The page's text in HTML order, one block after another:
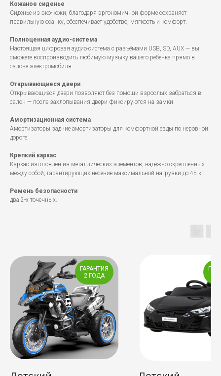
Кожаное сиденье
Сиденье из эко-кожи, благодаря эргономичной форме сохраняет
правильную осанку, обеспечивает удобство, мягкость и комфорт.
Полноценная аудио-система
Настоящая цифровая аудио-система с разъёмами USB, SD, AUX — вы
сможете воспроизводить любимую музыку вашего ребенка прямо в
салоне электромобиля.
Открывающиеся двери
Открывающиеся двери позволяют без помощи взрослых забраться в
салон — после захлопывания двери фиксируются на замки.
Амортизационная система
Амортизаторы задние амортизаторы для комфортной езды по неровной
дороге.
Крепкий каркас
Каркас изготовлен из металлических элементов, надёжно скреплённых
между собой, гарантирующих несение максимальной нагрузки до 45 кг.
Ремень безопасности
два 2-х точечных.
ГАРАНТИЯ
2 ГОДА